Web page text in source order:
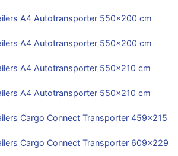
A4 Autotransporter 550×200 cm
A4 Autotransporter 550×200 cm
A4 Autotransporter 550×210 cm
A4 Autotransporter 550×210 cm
Cargo Connect Transporter 459×215
Cargo Connect Transporter 609×229